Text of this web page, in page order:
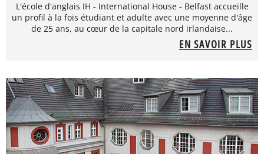
L'école d'anglais IH - International House - Belfast accueille
un profil à la fois étudiant et adulte avec une moyenne d'âge
de 25 ans, au cœur de la capitale nord irlandaise...
EN SAVOIR PLUS